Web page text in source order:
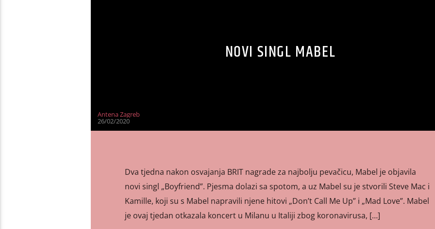
NOVI SINGL MABEL
Antena Zagreb
26/02/2020
Dva tjedna nakon osvajanja BRIT nagrade za najbolju pevačicu, Mabel je objavila
novi singl „Boyfriend”. Pjesma dolazi sa spotom, a uz Mabel su je stvorili Steve Mac i
Kamille, koji su s Mabel napravili njene hitovi „Don’t Call Me Up” i „Mad Love”. Mabel
je ovaj tjedan otkazala koncert u Milanu u Italiji zbog koronavirusa, […]